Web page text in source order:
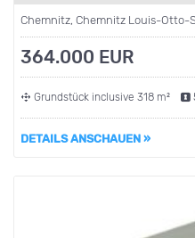
Chemnitz, Chemnitz Louis-
364.000 EUR
Grundstück inclusive 318 m²
DETAILS ANSCHAUEN »